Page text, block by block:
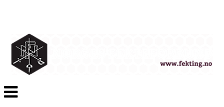
Veksle
navigasjon